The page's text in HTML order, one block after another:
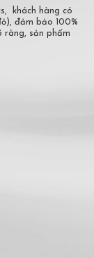
khách hàng có
đảm bảo 100%
ràng, sản phẩm